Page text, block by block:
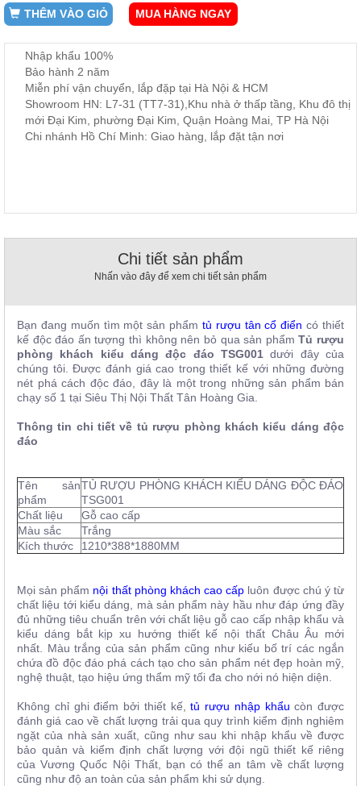
Công,
Vườn
Phụ
Cây
, đồ
Nhà
Hàng
Thất
Hàng
THÊM VÀO GIỎ MUA HÀNG NGAY
Nhập khẩu 100%
Bảo hành 2 năm
Miễn phí vận chuyển, lắp đặp tại Hà Nội & HCM
Showroom HN: L7-31 (TT7-31),Khu nhà ở thấp tầng, Khu đô thị
mới Đại Kim, phường Đại Kim, Quận Hoàng Mai, TP Hà Nội
Chi nhánh Hồ Chí Minh: Giao hàng, lắp đặt tận nơi
Chi tiết sản phẩm
Nhấn vào đây để xem chi tiết sản phẩm
Bạn đang muốn tìm một sản phẩm tủ rượu tân cổ điển có thiết
kế độc đáo ấn tượng thì không nên bỏ qua sản phẩmTủ rượu
phòng khách kiểu dáng độc đáo TSG001dưới đây của
chúng tôi. Được đánh giá cao trong thiết kế với những đường
nét phá cách độc đáo, đây là một trong những sản phẩm bán
chạy số 1 tại Siêu Thị Nội Thất Tân Hoàng Gia.
Thông tin chi tiết về tủ rượu phòng khách kiểu dáng độc
đáo
Tên sản
phẩm
TỦ RƯỢU PHÒNG KHÁCH KIỂU DÁNG ĐỘC ĐÁO
TSG001
Chất liệu
Gỗ cao cấp
Màu sắc
Trắng
Kích thước
1210*388*1880MM
Mọi sản phẩm nội thất phòng khách cao cấp luôn được chú ý từ
chất liệu tới kiểu dáng, mà sản phẩm này hầu như đáp ứng đầy
đủ những tiêu chuẩn trên với chất liệu gỗ cao cấp nhập khẩu và
kiểu dáng bắt kịp xu hướng thiết kế nội thất Châu Âu mới
nhất. Màu trắng của sản phẩm cũng như kiếu bố trí các ngắn
chứa đồ độc đáo phá cách tạo cho sản phẩm nét đẹp hoàn mỹ,
nghệ thuật, tạo hiệu ứng thẩm mỹ tối đa cho nới nó hiện diện.
Không chỉ ghi điểm bởi thiết kế,tủ rượu nhập khẩu còn được
đánh giá cao về chất lượng trải qua quy trình kiểm định nghiêm
ngặt của nhà sản xuất, cũng như sau khi nhập khẩu về được
bảo quản và kiểm định chất lượng với đội ngũ thiết kế riêng
củaVương Quốc Nội Thất, bạn có thể an tâm về chất lượng
cũng như độ an toàn của sản phẩm khi sử dụng.